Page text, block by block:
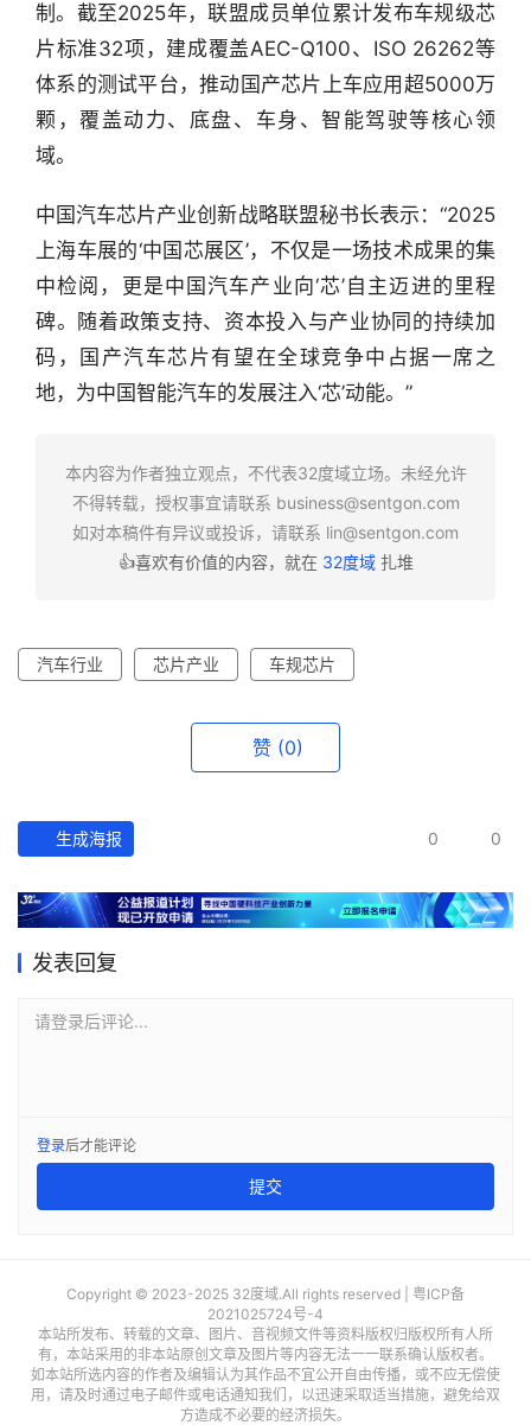
产
经
数
据
研
报
告
创
投
制。截至2025年，联盟成员单位累计发布车规级芯
片标准32项，建成覆盖AEC-Q100、ISO 26262等
体系的测试平台，推动国产芯片上车应用超5000万
颗，覆盖动力、底盘、车身、智能驾驶等核心领
域。
中国汽车芯片产业创新战略联盟秘书长表示：“2025
上海车展的‘中国芯展区’，不仅是一场技术成果的集
中检阅，更是中国汽车产业向‘芯’自主迈进的里程
碑。随着政策支持、资本投入与产业协同的持续加
码，国产汽车芯片有望在全球竞争中占据一席之
地，为中国智能汽车的发展注入‘芯’动能。”
本内容为作者独立观点，不代表32度域立场。未经允许
不得转载，授权事宜请联系 business@sentgon.com
如对本稿件有异议或投诉，请联系 lin@sentgon.com
👍喜欢有价值的内容，就在 32度域扎堆
汽车行业 芯片产业 车规芯片
赞 (0)
生成海报 0 0
发表回复
请登录后评论...
登录后才能评论
提交
Copyright © 2023-2025 32度域.All rights reserved | 粤ICP备
2021025724号-4
本站所发布、转载的文章、图片、音视频文件等资料版权归版权所有人所
有，本站采用的非本站原创文章及图片等内容无法一一联系确认版权者。
如本站所选内容的作者及编辑认为其作品不宜公开自由传播，或不应无偿使
用，请及时通过电子邮件或电话通知我们，以迅速采取适当措施，避免给双
方造成不必要的经济损失。